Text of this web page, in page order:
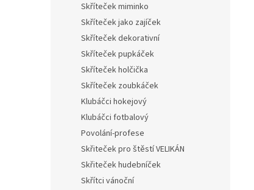
Skříteček miminko
Skříteček jako zajíček
Skříteček dekorativní
Skříteček pupkáček
Skříteček holčička
Skříteček zoubkáček
Klubáčci hokejový
Klubáčci fotbalový
Povolání-profese
Skřiteček pro štěstí VELIKÁN
Skřiteček hudebníček
Skřítci vánoční